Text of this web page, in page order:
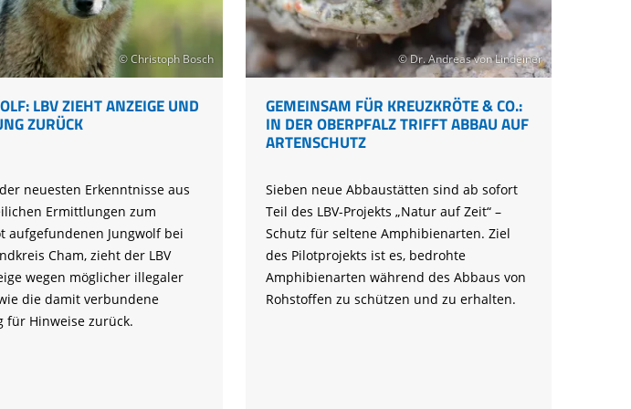
schützen
Horstbetreuer*in
Unternehmenskooperation
Leuzismus
Naturschauspiel Starenschwärme
Kraniche über Bayern
Vogel des Jahres
Die häufigsten Wintervögel
Die wichtigsten Zugvögel
Die wichtigsten Alpenvögel
Die wichtigsten Wasservögel
Leicht verwechselbar
Blühflächen anlegen
Rechtliches zum naturnahen Garten
Gärtnern ohne Torf
Gefahren durch Feuer
Gartensünden
Feuersalamander - praktische
Schutzmaßnahmen
Richtiges Verhalten bei Bodenbrütern
Geocaching: Konfliktvermeidung
Mulchen
Fledermaus gefunden
Igel gefunden
&
Umweltstation Wiesmühl mit
Außenstelle Übersee
Schulgarten-Wettbewerb Bayern
Alltagskompetenzen - Schule fürs Leben
Fortbildungen
© Christoph Bosch
LBV ZIEHT ANZEIGE UND
ZURÜCK
neuesten Erkenntnisse aus
Ermittlungen zum
aufgefundenen Jungwolf bei
Cham, zieht der LBV
wegen möglicher illegaler
die damit verbundene
für Hinweise zurück.
© Dr. Andreas von Lindeiner
GEMEINSAM FÜR KREUZKRÖTE & CO.:
IN DER OBERPFALZ TRIFFT ABBAU AUF
ARTENSCHUTZ
Sieben neue Abbaustätten sind ab sofort
Teil des LBV-Projekts „Natur auf Zeit“ –
Schutz für seltene Amphibienarten. Ziel
des Pilotprojekts ist es, bedrohte
Amphibienarten während des Abbaus von
Rohstoffen zu schützen und zu erhalten.